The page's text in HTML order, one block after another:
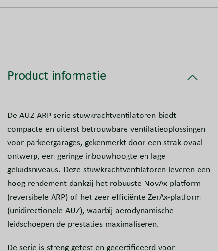
Product informatie
De AUZ-ARP-serie stuwkrachtventilatoren biedt
compacte en uiterst betrouwbare ventilatieoplossingen
voor parkeergarages, gekenmerkt door een strak ovaal
ontwerp, een geringe inbouwhoogte en lage
geluidsniveaus. Deze stuwkrachtventilatoren leveren een
hoog rendement dankzij het robuuste NovAx-platform
(reversibele ARP) of het zeer efficiënte ZerAx-platform
(unidirectionele AUZ), waarbij aerodynamische
leidschoepen de prestaties maximaliseren.
De serie is streng getest en gecertificeerd voor